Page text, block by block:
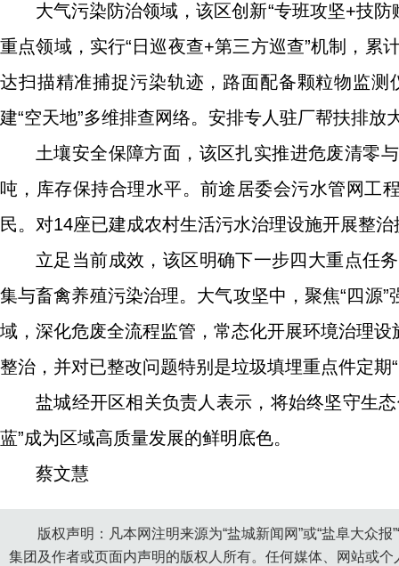
大气污染防治领域，该区创新“专班攻坚+技
重点领域，实行“日巡夜查+第三方巡查”机制，累
达扫描精准捕捉污染轨迹，路面配备颗粒物监
建“空天地”多维排查网络。安排专人驻厂帮扶排
土壤安全保障方面，该区扎实推进危废清零
吨，库存保持合理水平。前途居委会污水管网工
民。对14座已建成农村生活污水治理设施开展整
立足当前成效，该区明确下一步四大重点任
集与畜禽养殖污染治理。大气攻坚中，聚焦“四源
域，深化危废全流程监管，常态化开展环境治理
整治，并对已整改问题特别是垃圾填埋重点件定期
盐城经开区相关负责人表示，将始终坚守生
蓝”成为区域高质量发展的鲜明底色。
蔡文慧
版权声明：凡本网注明来源为“盐城新闻网”或“盐阜大众
集团及作者或页面内声明的版权人所有。任何媒体、网站或